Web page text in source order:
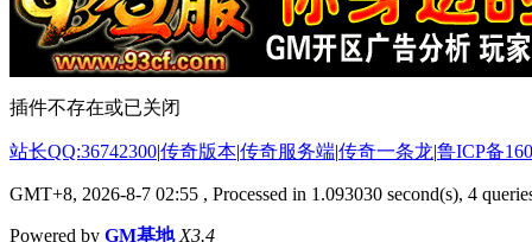
插件不存在或已关闭
站长QQ:36742300|传奇版本|传奇服务端|传奇一条龙|鲁ICP备
GMT+8, 2026-8-7 02:55 , Processed in 1.093030 second(s), 4
Powered by GM基地 X3.4